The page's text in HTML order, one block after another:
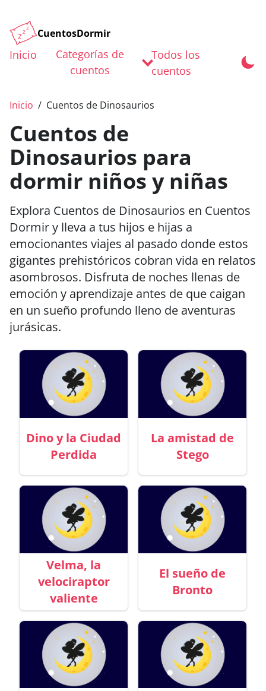
CuentosDormir
Inicio
Categorías de
cuentos
Todos los
cuentos
Inicio Cuentos de Dinosaurios
Cuentos de
Dinosaurios para
dormir niños y niñas
Explora Cuentos de Dinosaurios en Cuentos
Dormir y lleva a tus hijos e hijas a
emocionantes viajes al pasado donde estos
gigantes prehistóricos cobran vida en relatos
asombrosos. Disfruta de noches llenas de
emoción y aprendizaje antes de que caigan
en un sueño profundo lleno de aventuras
jurásicas.
Dino y la Ciudad
Perdida
La amistad de
Stego
Velma, la
velociraptor
valiente
El sueño de
Bronto